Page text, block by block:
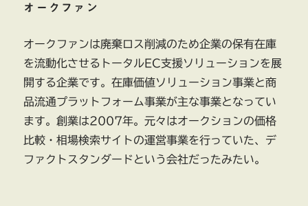
オークファン
オークファンは廃棄ロス削減のため企業の保有在庫
を流動化させるトータルEC支援ソリューションを展
開する企業です。在庫価値ソリューション事業と商
品流通プラットフォーム事業が主な事業となってい
ます。創業は2007年。元々はオークションの価格
比較・相場検索サイトの運営事業を行っていた、デ
ファクトスタンダードという会社だったみたい。